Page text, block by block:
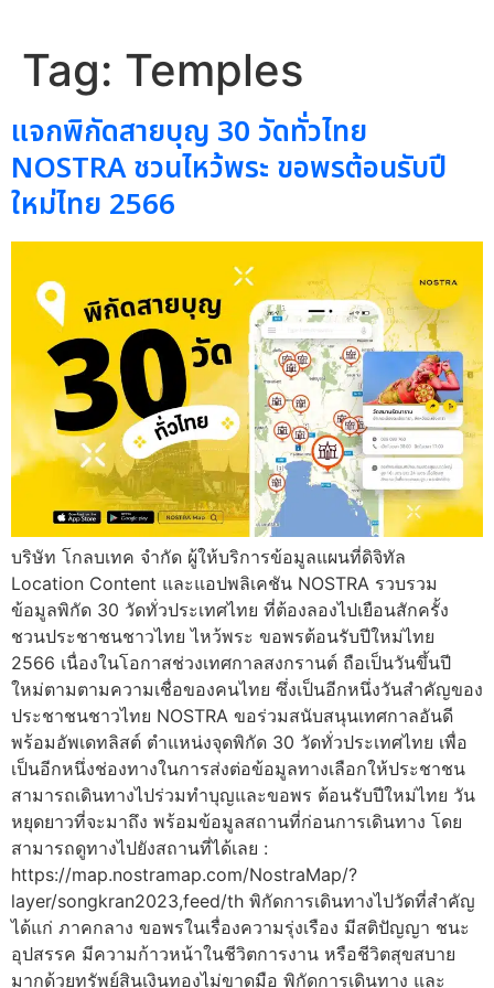
Tag: Temples
แจกพิกัดสายบุญ 30 วัดทั่วไทย
NOSTRA ชวนไหว้พระ ขอพรต้อนรับปี
ใหม่ไทย 2566
บริษัท โกลบเทค จำกัด ผู้ให้บริการข้อมูลแผนที่ดิจิทัล
Location Content และแอปพลิเคชัน NOSTRA รวบรวม
ข้อมูลพิกัด 30 วัดทั่วประเทศไทย ที่ต้องลองไปเยือนสักครั้ง
ชวนประชาชนชาวไทย ไหว้พระ ขอพรต้อนรับปีใหม่ไทย
2566 เนื่องในโอกาสช่วงเทศกาลสงกรานต์ ถือเป็นวันขึ้นปี
ใหม่ตามตามความเชื่อของคนไทย ซึ่งเป็นอีกหนึ่งวันสำคัญของ
ประชาชนชาวไทย NOSTRA ขอร่วมสนับสนุนเทศกาลอันดี
พร้อมอัพเดทลิสต์ ตำแหน่งจุดพิกัด 30 วัดทั่วประเทศไทย เพื่อ
เป็นอีกหนึ่งช่องทางในการส่งต่อข้อมูลทางเลือกให้ประชาชน
สามารถเดินทางไปร่วมทำบุญและขอพร ต้อนรับปีใหม่ไทย วัน
หยุดยาวที่จะมาถึง พร้อมข้อมูลสถานที่ก่อนการเดินทาง โดย
สามารถดูทางไปยังสถานที่ได้เลย :
https://map.nostramap.com/NostraMap/?
layer/songkran2023,feed/th พิกัดการเดินทางไปวัดที่สำคัญ
ได้แก่ ภาคกลาง ขอพรในเรื่องความรุ่งเรือง มีสติปัญญา ชนะ
อุปสรรค มีความก้าวหน้าในชีวิตการงาน หรือชีวิตสุขสบาย
มากด้วยทรัพย์สินเงินทองไม่ขาดมือ พิกัดการเดินทาง และ